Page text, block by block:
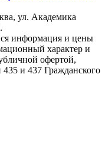
ул. Академика
информация и цены
характер и
офертой,
и 437 Гражданского